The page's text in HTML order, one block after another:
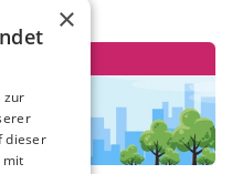
×
zur
dieser
mit